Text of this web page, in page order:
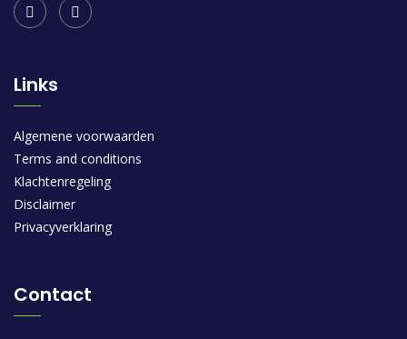
Links
Algemene voorwaarden
Terms and conditions
Klachtenregeling
Disclaimer
Privacyverklaring
Contact